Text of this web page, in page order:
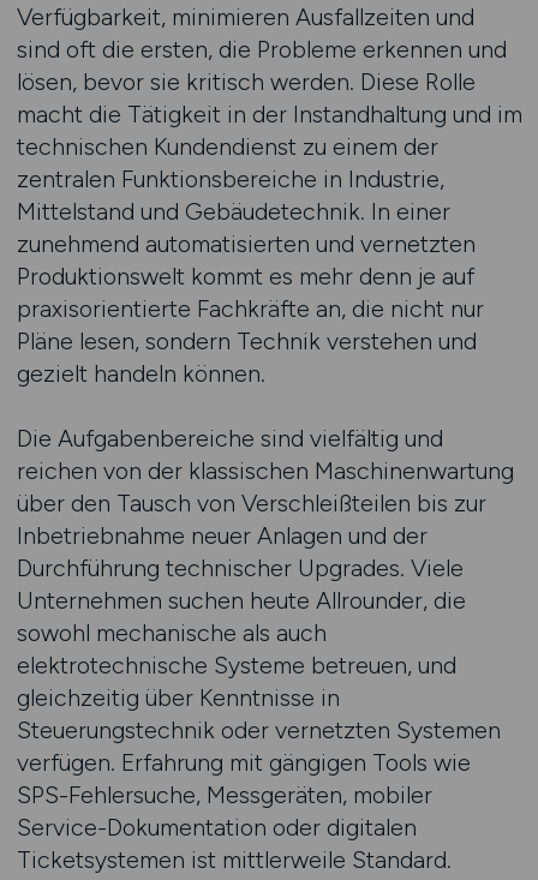
Verfügbarkeit, minimieren Ausfallzeiten und
sind oft die ersten, die Probleme erkennen und
lösen, bevor sie kritisch werden. Diese Rolle
macht die Tätigkeit in der Instandhaltung und im
technischen Kundendienst zu einem der
zentralen Funktionsbereiche in Industrie,
Mittelstand und Gebäudetechnik. In einer
zunehmend automatisierten und vernetzten
Produktionswelt kommt es mehr denn je auf
praxisorientierte Fachkräfte an, die nicht nur
Pläne lesen, sondern Technik verstehen und
gezielt handeln können.
Die Aufgabenbereiche sind vielfältig und
reichen von der klassischen Maschinenwartung
über den Tausch von Verschleißteilen bis zur
Inbetriebnahme neuer Anlagen und der
Durchführung technischer Upgrades. Viele
Unternehmen suchen heute Allrounder, die
sowohl mechanische als auch
elektrotechnische Systeme betreuen, und
gleichzeitig über Kenntnisse in
Steuerungstechnik oder vernetzten Systemen
verfügen. Erfahrung mit gängigen Tools wie
SPS-Fehlersuche, Messgeräten, mobiler
Service-Dokumentation oder digitalen
Ticketsystemen ist mittlerweile Standard.